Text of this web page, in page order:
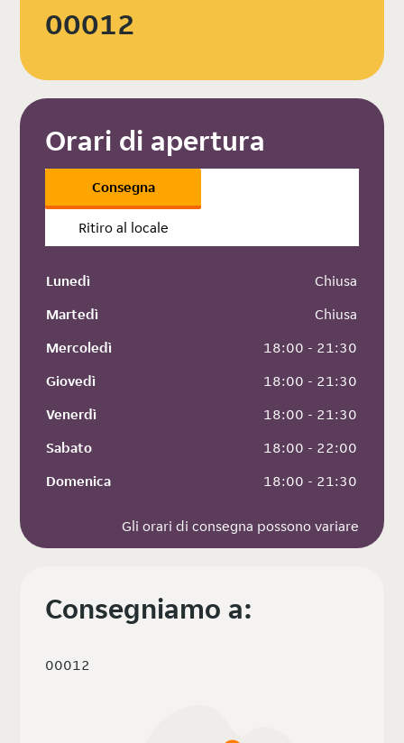
00012
Orari di apertura
Consegna
Ritiro al locale
Lunedì
Chiusa
Martedì
Chiusa
Mercoledì
18:00 - 21:30
Giovedì
18:00 - 21:30
Venerdì
18:00 - 21:30
Sabato
18:00 - 22:00
Domenica
18:00 - 21:30
Gli orari di consegna possono variare
Consegniamo a:
00012